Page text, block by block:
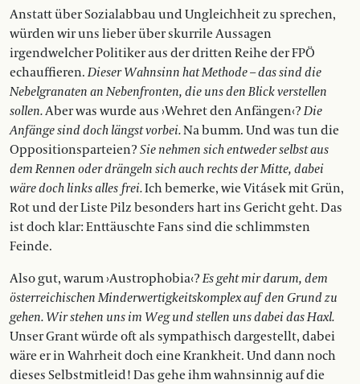
Anstatt über Sozialabbau und Ungleichheit zu sprechen,
würden wir uns lieber über skurrile Aussagen
irgendwelcher Politiker aus der dritten Reihe der FPÖ
echauffieren.Dieser Wahnsinn hat Methode – das sind die
Nebelgranaten an Nebenfronten, die uns den Blick verstellen
sollen.Aber was wurde aus ›Wehret den Anfängen‹?Die
Anfänge sind doch längst vorbei.Na bumm. Und was tun die
Oppositionsparteien? Sie nehmen sich entweder selbst aus
dem Rennen oder drängeln sich auch rechts der Mitte, dabei
wäre doch links alles frei.Ich bemerke, wie Vitásek mit Grün,
Rot und der Liste Pilz besonders hart ins Gericht geht. Das
ist doch klar: Enttäuschte Fans sind die schlimmsten
Feinde.
Also gut, warum ›Austrophobia‹?Es geht mir darum, dem
österreichischen Minderwertigkeitskomplex auf den Grund zu
gehen. Wir stehen uns im Weg und stellen uns dabei das Haxl.
Unser Grant würde oft als sympathisch dargestellt, dabei
wäre er in Wahrheit doch eine Krankheit. Und dann noch
dieses Selbstmitleid! Das gehe ihm wahnsinnig auf die